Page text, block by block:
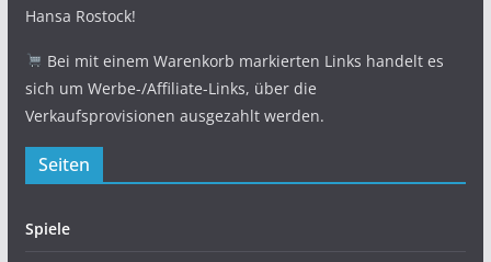
Hansa Rostock!
Bei mit einem Warenkorb markierten Links handelt es
sich um Werbe-/Affiliate-Links, über die
Verkaufsprovisionen ausgezahlt werden.
Seiten
Spiele